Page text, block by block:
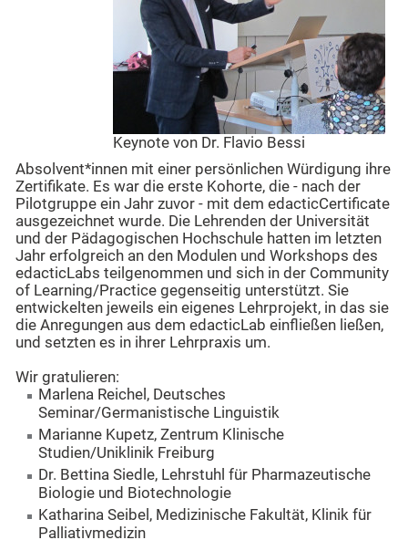
Keynote von Dr. Flavio Bessi
Absolvent*innen mit einer persönlichen Würdigung ihre
Zertifikate. Es war die erste Kohorte, die - nach der
Pilotgruppe ein Jahr zuvor - mit dem edacticCertificate
ausgezeichnet wurde. Die Lehrenden der Universität
und der Pädagogischen Hochschule hatten im letzten
Jahr erfolgreich an den Modulen und Workshops des
edacticLabs teilgenommen und sich in der Community
of Learning/Practice gegenseitig unterstützt. Sie
entwickelten jeweils ein eigenes Lehrprojekt, in das sie
die Anregungen aus dem edacticLab einfließen ließen,
und setzten es in ihrer Lehrpraxis um.
Wir gratulieren:
Marlena Reichel, Deutsches
Seminar/Germanistische Linguistik
Marianne Kupetz, Zentrum Klinische
Studien/Uniklinik Freiburg
Dr. Bettina Siedle, Lehrstuhl für Pharmazeutische
Biologie und Biotechnologie
Katharina Seibel, Medizinische Fakultät, Klinik für
Palliativmedizin